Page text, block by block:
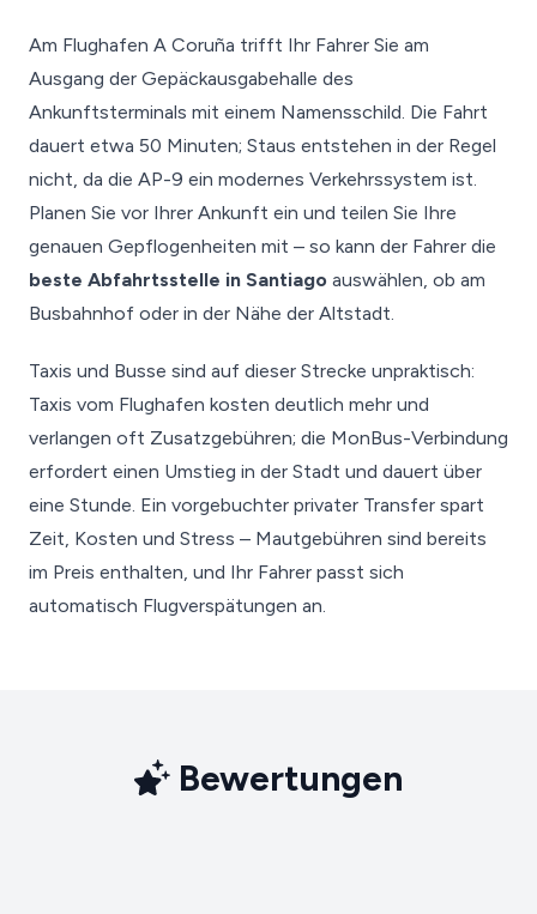
Am Flughafen A Coruña trifft Ihr Fahrer Sie am
Ausgang der Gepäckausgabehalle des
Ankunftsterminals mit einem Namensschild. Die Fahrt
dauert etwa 50 Minuten; Staus entstehen in der Regel
nicht, da die AP-9 ein modernes Verkehrssystem ist.
Planen Sie vor Ihrer Ankunft ein und teilen Sie Ihre
genauen Gepflogenheiten mit – so kann der Fahrer die
beste Abfahrtsstelle in Santiago auswählen, ob am
Busbahnhof oder in der Nähe der Altstadt.
Taxis und Busse sind auf dieser Strecke unpraktisch:
Taxis vom Flughafen kosten deutlich mehr und
verlangen oft Zusatzgebühren; die MonBus-Verbindung
erfordert einen Umstieg in der Stadt und dauert über
eine Stunde. Ein vorgebuchter privater Transfer spart
Zeit, Kosten und Stress – Mautgebühren sind bereits
im Preis enthalten, und Ihr Fahrer passt sich
automatisch Flugverspätungen an.
Bewertungen